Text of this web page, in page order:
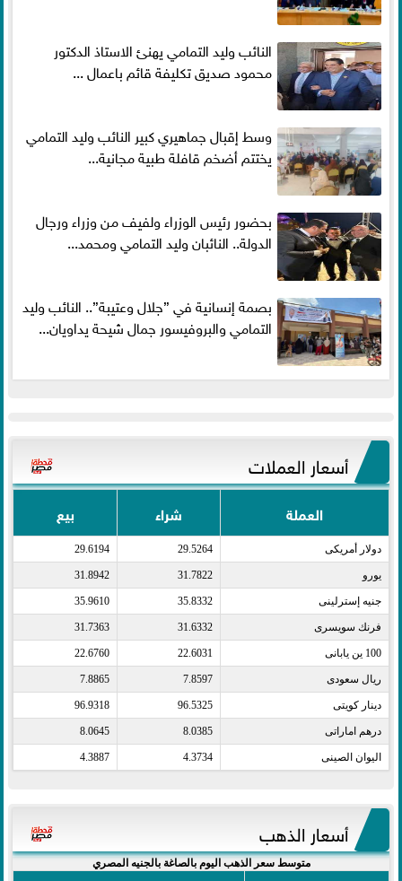
النائب وليد التمامي يهنئ الاستاذ الدكتور
محمود صديق تكليفة قائم باعمال ...
وسط إقبال جماهيري كبير النائب وليد التمامي
يختتم أضخم قافلة طبية مجانية...
بحضور رئيس الوزراء ولفيف من وزراء ورجال
الدولة.. النائبان وليد التمامي ومحمد...
بصمة إنسانية في ”جلال وعتيبة”.. النائب وليد
التمامي والبروفيسور جمال شيحة يداويان...
أسعار العملات
العملة شراء بيع
دولار أمريكى​ 29.5264
29.6194
يورو​ 31.7822
31.8942
جنيه إسترلينى​ 35.8332
35.9610
فرنك سويسرى​ 31.6332
31.7363
100 ين يابانى​ 22.6031
22.6760
ريال سعودى​ 7.8597
7.8865
دينار كويتى​ 96.5325
96.9318
درهم اماراتى​ 8.0385
8.0645
اليوان الصينى​ 4.3734
4.3887
أسعار الذهب
متوسط سعر الذهب اليوم بالصاغة بالجنيه المصري